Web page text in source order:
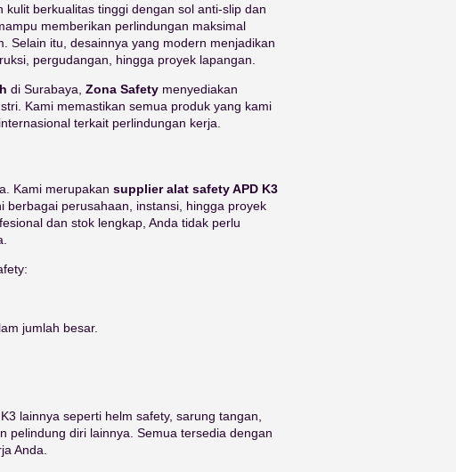
berkualitas tinggi dengan sol anti-slip dan
memberikan perlindungan maksimal
Selain itu, desainnya yang modern menjadikan
pergudangan, hingga proyek lapangan.
di Surabaya, Zona Safetymenyediakan
Kami memastikan semua produk yang kami
terkait perlindungan kerja.
Kami merupakan supplier alat safety APD K3
perusahaan, instansi, hingga proyek
dan stok lengkap, Anda tidak perlu
jumlah besar.
lainnya seperti helm safety, sarung tangan,
pelindung diri lainnya. Semua tersedia dengan
Anda.